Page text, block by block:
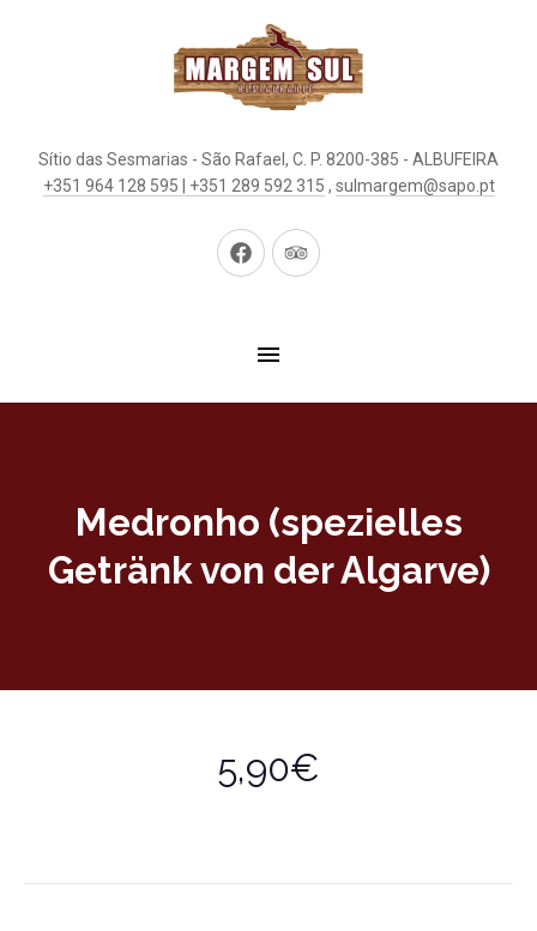
Sítio das Sesmarias - São Rafael, C. P. 8200-385 - ALBUFEIRA
+351 964 128 595 | +351 289 592 315 , sulmargem@sapo.pt
Neues Neues
Medronho (spezielles
Getränk von der Algarve)
5,90€